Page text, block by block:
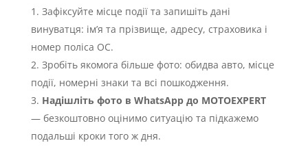
Зафіксуйте місце події та запишіть дані
винуватця: імʼя та прізвище, адресу, страховика і
номер поліса OC.
Зробіть якомога більше фото: обидва авто, місце
події, номерні знаки та всі пошкодження.
Надішліть фото в WhatsApp до MOTOEXPERT
— безкоштовно оцінимо ситуацію та підкажемо
подальші кроки того ж дня.